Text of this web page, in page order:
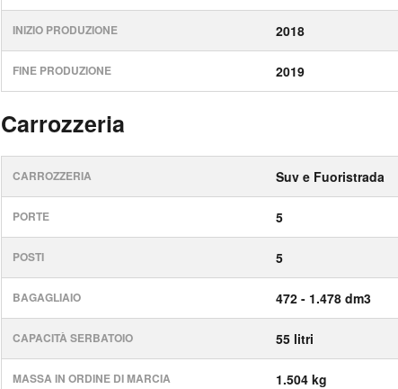
INIZIO PRODUZIONE 2018
FINE PRODUZIONE 2019
Carrozzeria
CARROZZERIA Suv e Fuoristrada
PORTE 5
POSTI 5
BAGAGLIAIO 472 - 1.478 dm3
CAPACITÀ SERBATOIO 55 litri
MASSA IN ORDINE DI MARCIA 1.504 kg